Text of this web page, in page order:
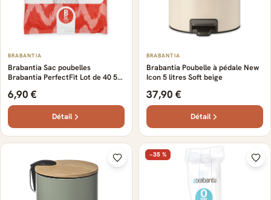
BRABANTIA
Brabantia Sac poubelles
Brabantia PerfectFit Lot de 40 5
6,90 €
Détail
BRABANTIA
Brabantia Poubelle à pédale New
Icon 5 litres Soft beige
37,90 €
Détail
−35 %